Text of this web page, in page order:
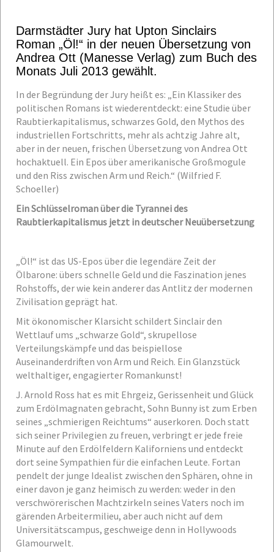
Darmstädter Jury hat Upton Sinclairs
Roman „Öl!“ in der neuen Übersetzung von
Andrea Ott (Manesse Verlag) zum Buch des
Monats Juli 2013 gewählt.
In der Begründung der Jury heißt es: „Ein Klassiker des
politischen Romans ist wiederentdeckt: eine Studie über
Raubtierkapitalismus, schwarzes Gold, den Mythos des
industriellen Fortschritts, mehr als achtzig Jahre alt,
aber in der neuen, frischen Übersetzung von Andrea Ott
hochaktuell. Ein Epos über amerikanische Großmogule
und den Riss zwischen Arm und Reich.“ (Wilfried F.
Schoeller)
Ein Schlüsselroman über die Tyrannei des
Raubtierkapitalismus jetzt in deutscher Neuübersetzung
„Öl!“ ist das US-Epos über die legendäre Zeit der
Ölbarone: übers schnelle Geld und die Faszination jenes
Rohstoffs, der wie kein anderer das Antlitz der modernen
Zivilisation geprägt hat.
Mit ökonomischer Klarsicht schildert Sinclair den
Wettlauf ums „schwarze Gold“, skrupellose
Verteilungskämpfe und das beispiellose
Auseinanderdriften von Arm und Reich. Ein Glanzstück
welthaltiger, engagierter Romankunst!
J. Arnold Ross hat es mit Ehrgeiz, Gerissenheit und Glück
zum Erdölmagnaten gebracht, Sohn Bunny ist zum Erben
seines „schmierigen Reichtums“ auserkoren. Doch statt
sich seiner Privilegien zu freuen, verbringt er jede freie
Minute auf den Erdölfeldern Kaliforniens und entdeckt
dort seine Sympathien für die einfachen Leute. Fortan
pendelt der junge Idealist zwischen den Sphären, ohne in
einer davon je ganz heimisch zu werden: weder in den
verschwörerischen Machtzirkeln seines Vaters noch im
gärenden Arbeitermilieu, aber auch nicht auf dem
Universitätscampus, geschweige denn in Hollywoods
Glamourwelt.